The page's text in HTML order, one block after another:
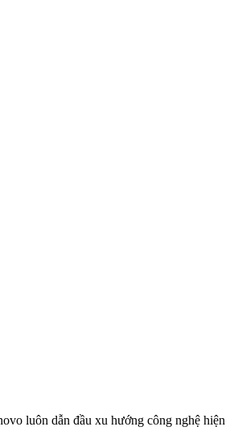
luôn dẫn đầu xu hướng công nghệ hiện